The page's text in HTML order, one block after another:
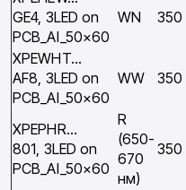
GE4, 3LED on
PCB_Al_50×60
WN 350
XPEWHT…
AF8, 3LED on
PCB_Al_50×60
WW 350
XPEPHR…
801, 3LED on
PCB_Al_50×60
R
(650-
670
нм)
350